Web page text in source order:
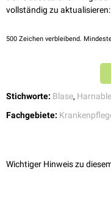
Suprapubischer
Dersuprapubische
eingesetzt. Er wird nicht
Bilanzierung der
Gewinnung von sterilem
vollständig zu aktualisieren:
500 Zeichen verbleibend.
Stichworte: Blase,
Fachgebiete:
Wichtiger Hinweis zu